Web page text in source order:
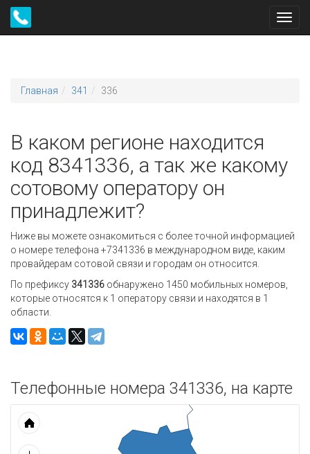
Главная 341 336
В каком регионе находится
код 8341336, а так же какому
сотовому оператору он
принадлежит?
Ниже вы можете ознакомиться с более точной информацией
о номере телефона +7341336 в международном виде, каким
провайдерам сотовой связи и городам он относится.
По префиксу 341336 обнаружено 1450 мобильных номеров,
которые относятся к 1 оператору связи и находятся в 1
области.
Телефонные номера 341336, на карте